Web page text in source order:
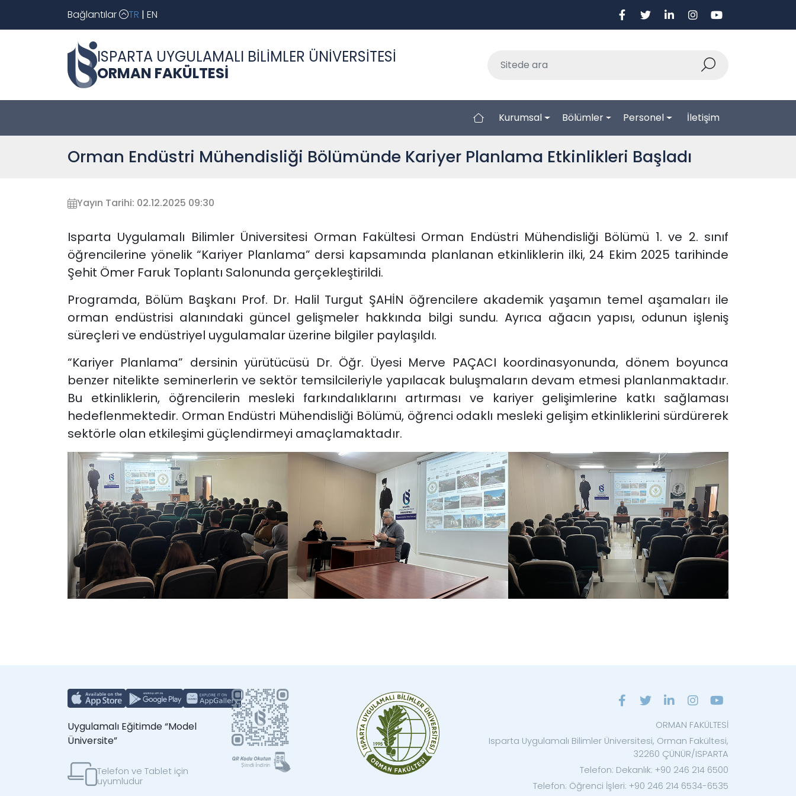
Bağlantılar TR | EN
ISPARTA UYGULAMALI BİLİMLER ÜNİVERSİTESİ
ORMAN FAKÜLTESİ
Kurumsal Bölümler Personel İletişim
Orman Endüstri Mühendisliği Bölümünde Kariyer Planlama Etkinlikleri Başladı
Yayın Tarihi: 02.12.2025 09:30
Isparta Uygulamalı Bilimler Üniversitesi Orman Fakültesi Orman Endüstri Mühendisliği Bölümü 1. ve 2. sınıf
öğrencilerine yönelik “Kariyer Planlama” dersi kapsamında planlanan etkinliklerin ilki, 24 Ekim 2025 tarihinde
Şehit Ömer Faruk Toplantı Salonunda gerçekleştirildi.
Programda, Bölüm Başkanı Prof. Dr. Halil Turgut ŞAHİN öğrencilere akademik yaşamın temel aşamaları ile
orman endüstrisi alanındaki güncel gelişmeler hakkında bilgi sundu. Ayrıca ağacın yapısı, odunun işleniş
süreçleri ve endüstriyel uygulamalar üzerine bilgiler paylaşıldı.
“Kariyer Planlama” dersinin yürütücüsü Dr. Öğr. Üyesi Merve PAÇACI koordinasyonunda, dönem boyunca
benzer nitelikte seminerlerin ve sektör temsilcileriyle yapılacak buluşmaların devam etmesi planlanmaktadır.
Bu etkinliklerin, öğrencilerin mesleki farkındalıklarını artırması ve kariyer gelişimlerine katkı sağlaması
hedeflenmektedir. Orman Endüstri Mühendisliği Bölümü, öğrenci odaklı mesleki gelişim etkinliklerini sürdürerek
sektörle olan etkileşimi güçlendirmeyi amaçlamaktadır.
Uygulamalı Eğitimde “Model
Üniversite”
Telefon ve Tablet için
uyumludur
ORMAN FAKÜLTESİ
Isparta Uygulamalı Bilimler Üniversitesi, Orman Fakültesi,
32260 ÇÜNÜR/ISPARTA
Telefon: Dekanlık: +90 246 214 6500
Telefon: Öğrenci İşleri: +90 246 214 6534-6535